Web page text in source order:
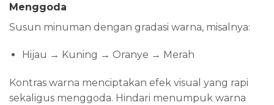
Menggoda
Susun minuman dengan gradasi warna, misalnya:
Hijau → Kuning → Oranye → Merah
Kontras warna menciptakan efek visual yang rapi
sekaligus menggoda. Hindari menumpuk warna